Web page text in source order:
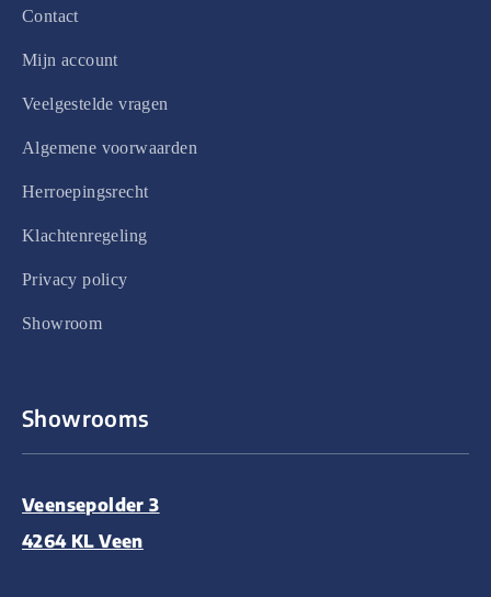
Contact
Mijn account
Veelgestelde vragen
Algemene voorwaarden
Herroepingsrecht
Klachtenregeling
Privacy policy
Showroom
Showrooms
Veensepolder 3
4264 KL Veen